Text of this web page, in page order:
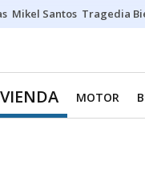
Mikel Santos Tragedia
MOTOR